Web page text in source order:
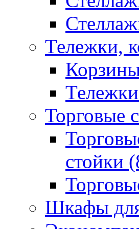
Тележки,
Торговые
стойки
Шкафы